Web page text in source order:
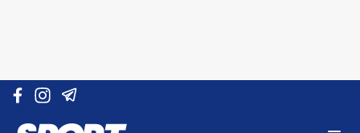
Vai al contenuto